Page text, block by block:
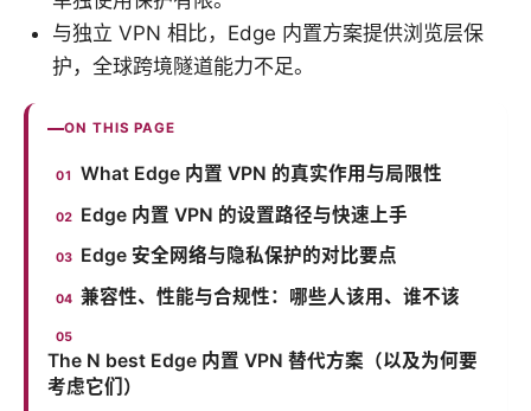
与独立 VPN 相比，Edge 内置方案提供浏览层保
护，全球跨境隧道能力不足。
ON THIS PAGE
What Edge 内置 VPN 的真实作用与局限性
Edge 内置 VPN 的设置路径与快速上手
Edge 安全网络与隐私保护的对比要点
兼容性、性能与合规性：哪些人该用、谁不该
The N best Edge 内置 VPN 替代方案（以及为何要
考虑它们）